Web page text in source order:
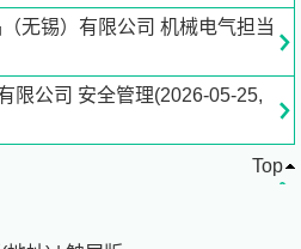
街218号
无锡）有限公司 机械电气担当
限公司 安全管理(2026-05-25,
Top